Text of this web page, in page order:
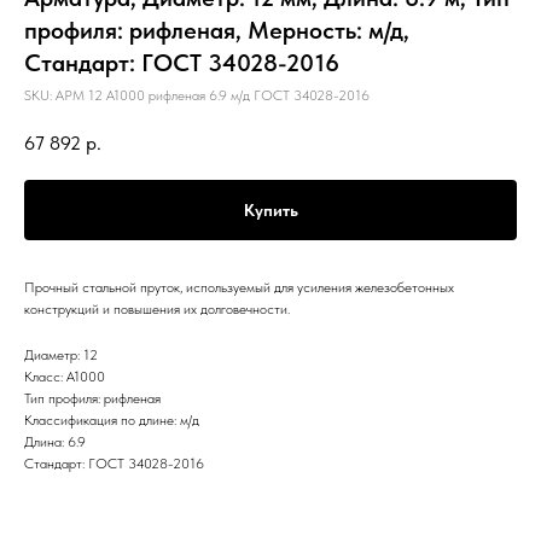
профиля: рифленая, Мерность: м/д,
Стандарт: ГОСТ 34028-2016
SKU: АРМ 12 А1000 рифленая 6.9 м/д ГОСТ 34028-2016
67 892 р.
Купить
Прочный стальной пруток, используемый для усиления железобетонных
конструкций и повышения их долговечности.
Диаметр: 12
Класс: А1000
Тип профиля: рифленая
Классификация по длине: м/д
Длина: 6.9
Стандарт: ГОСТ 34028-2016